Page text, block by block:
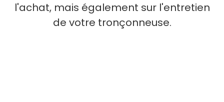
l'achat, mais également sur l'entretien
de votre tronçonneuse.